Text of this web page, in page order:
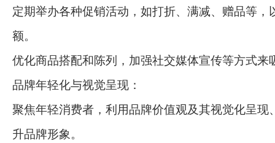
定期举办各种促销活动，如打折、满减、赠品等，
额。
优化商品搭配和陈列，加强社交媒体宣传等方式来
品牌年轻化与视觉呈现：
聚焦年轻消费者，利用品牌价值观及其视觉化呈现
升品牌形象。